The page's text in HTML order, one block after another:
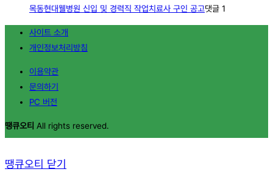
목동현대웰병원 신입 및 경력직 작업치료사 구인 공고댓글 1
사이트 소개
개인정보처리방침
이용약관
문의하기
PC 버전
땡큐오티 All rights reserved.
땡큐오티 닫기